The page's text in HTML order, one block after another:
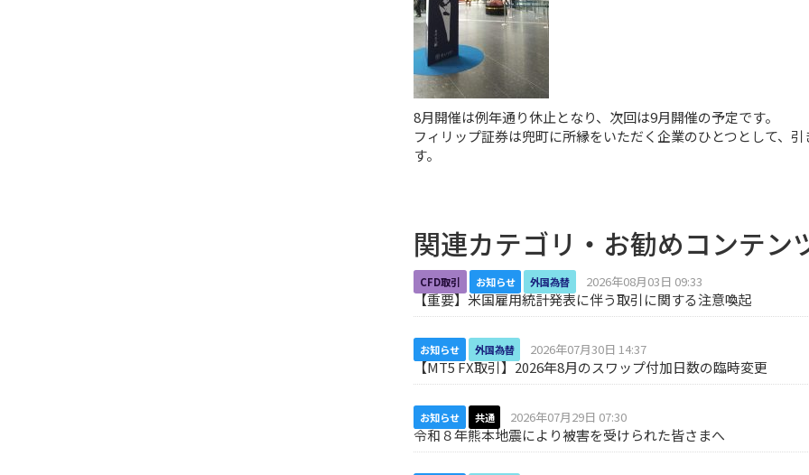
8月開催は例年通り休止となり、次回は9月開催の予定です。
フィリップ証券は兜町に所縁をいただく企業のひとつとして、
す。
関連カテゴリ・お勧めコンテン
CFD取引 お知らせ 外国為替 2026年08月03日 09:33
【重要】米国雇用統計発表に伴う取引に関する注意喚起
お知らせ 外国為替 2026年07月30日 14:37
【MT5 FX取引】2026年8月のスワップ付加日数の臨時変更
お知らせ 共通 2026年07月29日 07:30
令和８年熊本地震により被害を受けられた皆さまへ